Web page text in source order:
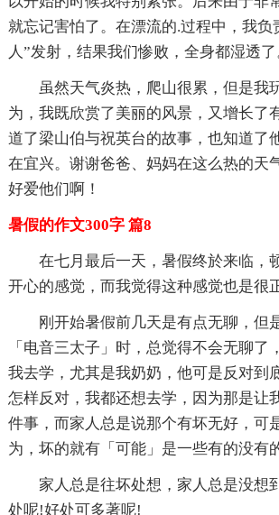
就忘记害怕了。在漂流的.过程中，我负
人”发射，结果我们惨败，全身都湿透了
虽然天气炎热，爬山很累，但是我
为，我既欣赏了美丽的风景，又增长了
道了梁山伯与祝英台的故事，也知道了
在宜兴。谢谢爸爸、妈妈在这么热的天
好爱他们啊！
暑假的作文300字 篇8
在七月最后一天，暑假终於来临，
开心的感觉，而我觉得这种感觉也是很
刚开始暑假前几天是有点无聊，但
「电音三太子」时，总觉得不会无聊了
我去学，尤其是我奶奶，他可是反对到
怎样反对，我都还想去学，因为那是让
件事，而家人总是说那个有坏无好，可
为，坏的就有「可能」是一些有的没有
家人总是往坏处想，家人总是没想
处呢!好处可多著呢!